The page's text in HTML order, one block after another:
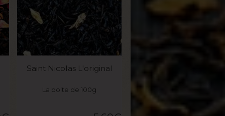
Saint Nicolas L'original
La boite de 100g
VOIR LE PRODUIT